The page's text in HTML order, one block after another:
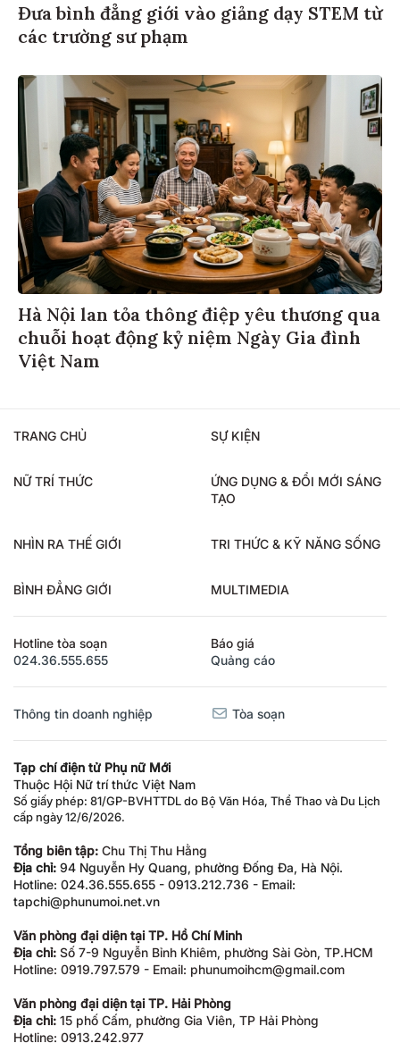
Đưa bình đẳng giới vào giảng dạy STEM từ
các trường sư phạm
Hà Nội lan tỏa thông điệp yêu thương qua
chuỗi hoạt động kỷ niệm Ngày Gia đình
Việt Nam
TRANG CHỦ SỰ KIỆN
NỮ TRÍ THỨC
ỨNG DỤNG & ĐỔI MỚI SÁNG
TẠO
NHÌN RA THẾ GIỚI TRI THỨC & KỸ NĂNG SỐNG
BÌNH ĐẲNG GIỚI MULTIMEDIA
Hotline tòa soạn
024.36.555.655
Báo giá
Quảng cáo
Thông tin doanh nghiệp Tòa soạn
Tạp chí điện tử Phụ nữ Mới
Thuộc Hội Nữ trí thức Việt Nam
Số giấy phép: 81/GP-BVHTTDL do Bộ Văn Hóa, Thể Thao và Du Lịch
cấp ngày 12/6/2026.
Tổng biên tập: Chu Thị Thu Hằng
Địa chỉ: 94 Nguyễn Hy Quang, phường Đống Đa, Hà Nội.
Hotline: 024.36.555.655 - 0913.212.736 - Email:
tapchi@phunumoi.net.vn
Văn phòng đại diện tại TP. Hồ Chí Minh
Địa chỉ: Số 7-9 Nguyễn Bỉnh Khiêm, phường Sài Gòn, TP.HCM
Hotline: 0919.797.579 - Email: phunumoihcm@gmail.com
Văn phòng đại diện tại TP. Hải Phòng
Địa chỉ: 15 phố Cấm, phường Gia Viên, TP Hải Phòng
Hotline: 0913.242.977